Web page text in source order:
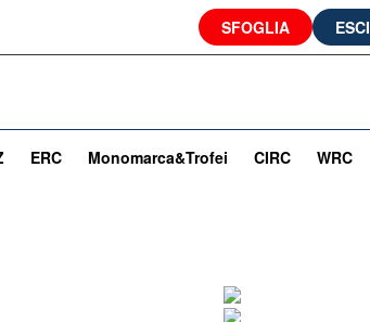
SFOGLIA ESCI
ERC Monomarca&Trofei CIRC WRC